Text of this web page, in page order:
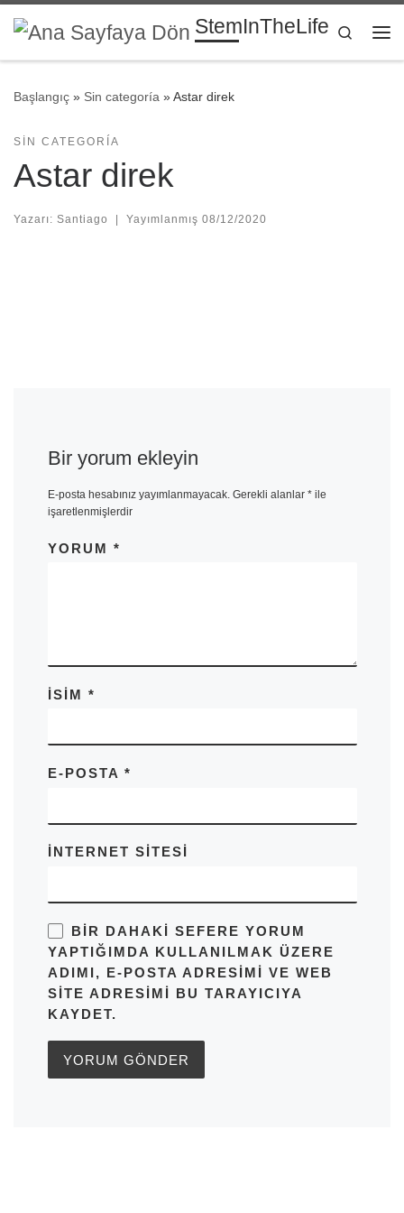
Skip to content StemInTheLife
Search
Başlangıç » Sin categoría »Astar direk
SIN CATEGORÍA
Astar direk
Yazarı: Santiago | Yayımlanmış 08/12/2020
Bir yorum ekleyin
E-posta hesabınız yayımlanmayacak. Gerekli alanlar *ile
işaretlenmişlerdir
YORUM *
İSIM *
E-POSTA *
İNTERNET SITESI
BIR DAHAKI SEFERE YORUM
YAPTIĞIMDA KULLANILMAK ÜZERE
ADIMI, E-POSTA ADRESIMI VE WEB
SITE ADRESIMI BU TARAYICIYA
KAYDET.